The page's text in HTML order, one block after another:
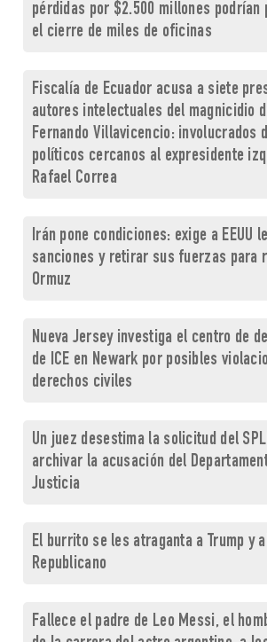
pérdidas por $2.500 millones podrían
el cierre de miles de oficinas
Fiscalía de Ecuador acusa a siete
autores intelectuales del magnicidio
Fernando Villavicencio: involucrados
políticos cercanos al expresidente
Rafael Correa
Irán pone condiciones: exige a EEUU
sanciones y retirar sus fuerzas para
Ormuz
Nueva Jersey investiga el centro de
de ICE en Newark por posibles
derechos civiles
Un juez desestima la solicitud del
archivar la acusación del
Justicia
El burrito se les atraganta a Trump y
Republicano
Fallece el padre de Leo Messi, el